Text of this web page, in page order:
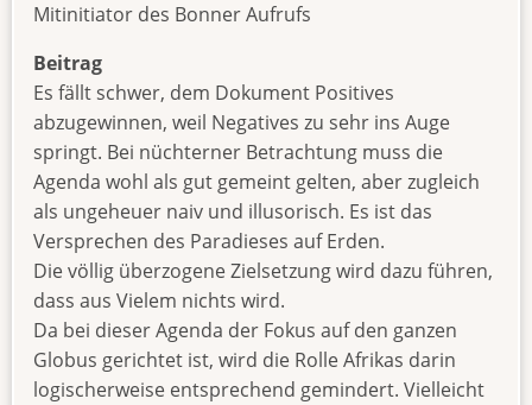
Mitinitiator des Bonner Aufrufs
Beitrag
Es fällt schwer, dem Dokument Positives
abzugewinnen, weil Negatives zu sehr ins Auge
springt. Bei nüchterner Betrachtung muss die
Agenda wohl als gut gemeint gelten, aber zugleich
als ungeheuer naiv und illusorisch. Es ist das
Versprechen des Paradieses auf Erden.
Die völlig überzogene Zielsetzung wird dazu führen,
dass aus Vielem nichts wird.
Da bei dieser Agenda der Fokus auf den ganzen
Globus gerichtet ist, wird die Rolle Afrikas darin
logischerweise entsprechend gemindert. Vielleicht